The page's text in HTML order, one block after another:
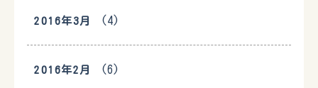
2016年3月 (4)
2016年2月 (6)